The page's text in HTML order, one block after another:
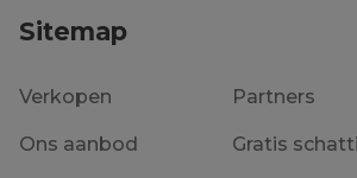
Sitemap
Verkopen
Ons aanbod
Partners
Gratis